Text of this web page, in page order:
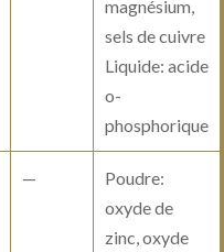
magnésium,
sels de cuivre
Liquide: acide
o-
phosphorique
—
Poudre:
oxyde de
zinc, oxyde